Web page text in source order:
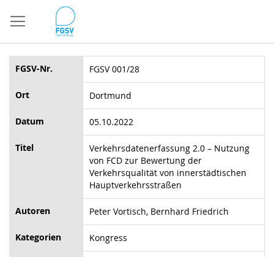
zum
Inhalt
FGSV-Nr. FGSV 001/28
Ort Dortmund
Datum 05.10.2022
Titel
Verkehrsdatenerfassung 2.0 – Nutzung
von FCD zur Bewertung der
Verkehrsqualität von innerstädtischen
Hauptverkehrsstraßen
Autoren Peter Vortisch, Bernhard Friedrich
Kategorien Kongress